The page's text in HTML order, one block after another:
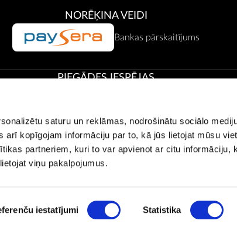
saturu un reklāmas, nodrošinātu sociālo
arī kopīgojam informāciju par to, kā jūs lietojat mūsu
partneriem, kuri to var apvienot ar citu informāciju,
viņu pakalpojumus.
iestatījumi Statistika
NORĒĶINA VEIDI
Bankas pārskaitījums
PIEGĀDES IESPĒJAS
Zepter birojos
Klientu serviss:office@zepter.lt;Tel: 8 800 00001, (85) 263 61